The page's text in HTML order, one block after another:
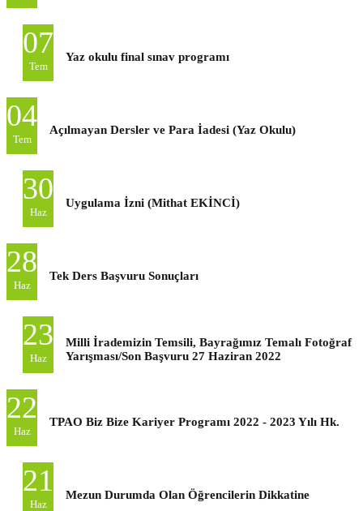
07
Tem
Yaz okulu final sınav programı
04
Tem
Açılmayan Dersler ve Para İadesi (Yaz Okulu)
30
Haz
Uygulama İzni (Mithat EKİNCİ)
28
Haz
Tek Ders Başvuru Sonuçları
23
Haz
Milli İrademizin Temsili, Bayrağımız Temalı Fotoğraf
Yarışması/Son Başvuru 27 Haziran 2022
22
Haz
TPAO Biz Bize Kariyer Programı 2022 - 2023 Yılı Hk.
21
Haz
Mezun Durumda Olan Öğrencilerin Dikkatine